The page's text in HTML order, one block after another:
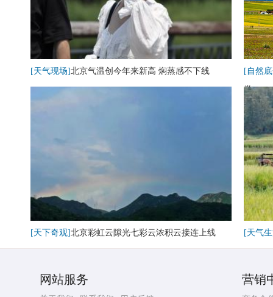
[天气现场]北京气温创今年来新高 焖蒸感不下线
[自然
卷
[天下奇观]北京彩虹云隙光七彩云浓积云接连上线 [天气
网站服务 营销